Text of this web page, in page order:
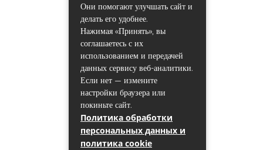
Они помогают улучшать сайт и
делать его удобнее.
Нажимая «Принять», вы
соглашаетесь с их
использованием и передачей
данных сервису веб-аналитики.
Если нет — измените
настройки браузера или
покиньте сайт.
Политика обработки
персональных данных и
политика cookie